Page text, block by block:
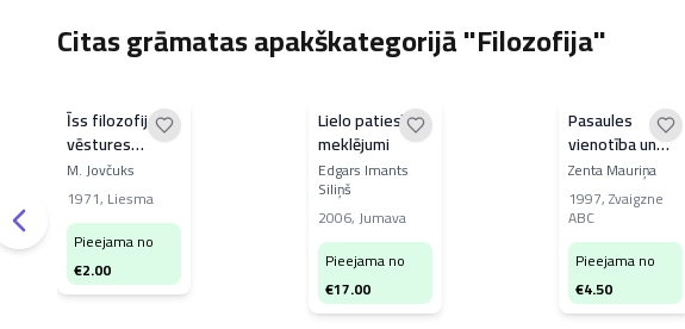
Citas grāmatas apakškategorijā "Filozofija"
Īss filozofijas
vēstures
apcerējums
M. Jovčuks
1971, Liesma
Pieejama no
€2.00
Lielo patiesību
meklējumi
Edgars Imants
Siliņš
2006,Jumava
Pieejama no
€17.00
Pasaules
vienotība un
indivīda
uzdevumi
Zenta Mauriņa
1997,Zvaigzne
ABC
Pieejama no
€4.50